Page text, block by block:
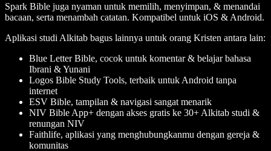
Spark Bible juga nyaman untuk memilih, menyimpan, & menandai
bacaan, serta menambah catatan. Kompatibel untuk iOS & Android.
Aplikasi studi Alkitab bagus lainnya untuk orang Kristen antara lain:
Blue Letter Bible, cocok untuk komentar & belajar bahasa
Ibrani & Yunani
Logos Bible Study Tools, terbaik untuk Android tanpa
internet
ESV Bible, tampilan & navigasi sangat menarik
NIV Bible App+ dengan akses gratis ke 30+ Alkitab studi &
renungan NIV
Faithlife, aplikasi yang menghubungkanmu dengan gereja &
komunitas